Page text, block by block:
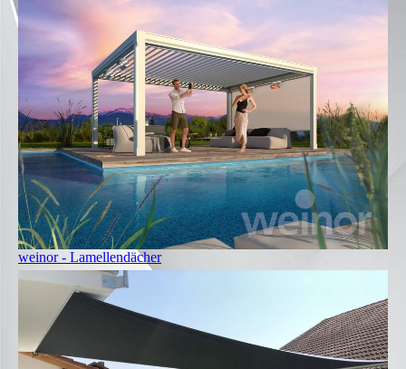
weinor - Lamellendächer